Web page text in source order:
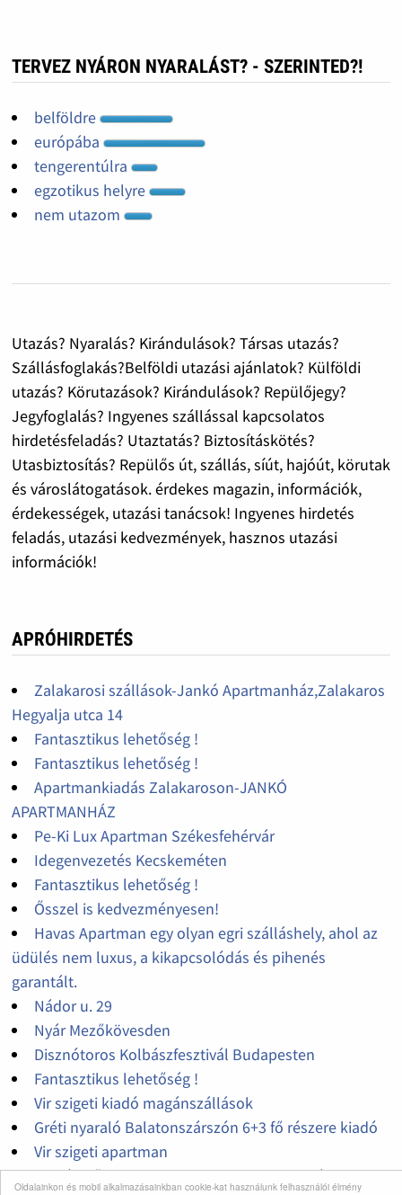
Oldalainkon és mobil alkalmazásainkban cookie-kat használunk felhasználói élmény
TERVEZ NYÁRON NYARALÁST? - SZERINTED?!
belföldre
európába
tengerentúlra
egzotikus helyre
nem utazom
Utazás? Nyaralás? Kirándulások? Társas utazás?
Szállásfoglakás?Belföldi utazási ajánlatok? Külföldi
utazás? Körutazások? Kirándulások? Repülőjegy?
Jegyfoglalás? Ingyenes szállással kapcsolatos
hirdetésfeladás? Utaztatás? Biztosításkötés?
Utasbiztosítás? Repülős út, szállás, síút, hajóút, körutak
és városlátogatások. érdekes magazin, információk,
érdekességek, utazási tanácsok! Ingyenes hirdetés
feladás, utazási kedvezmények, hasznos utazási
információk!
APRÓHIRDETÉS
Zalakarosi szállások-Jankó Apartmanház,Zalakaros
Hegyalja utca 14
Fantasztikus lehetőség !
Fantasztikus lehetőség !
Apartmankiadás Zalakaroson-JANKÓ
APARTMANHÁZ
Pe-Ki Lux Apartman Székesfehérvár
Idegenvezetés Kecskeméten
Fantasztikus lehetőség !
Ősszel is kedvezményesen!
Havas Apartman egy olyan egri szálláshely, ahol az
üdülés nem luxus, a kikapcsolódás és pihenés
garantált.
Nádor u. 29
Nyár Mezőkövesden
Disznótoros Kolbászfesztivál Budapesten
Fantasztikus lehetőség !
Vir szigeti kiadó magánszállások
Gréti nyaraló Balatonszárszón 6+3 fő részere kiadó
Vir szigeti apartman
Kiadó 4 fős apartman Dubrovnik központjában,150